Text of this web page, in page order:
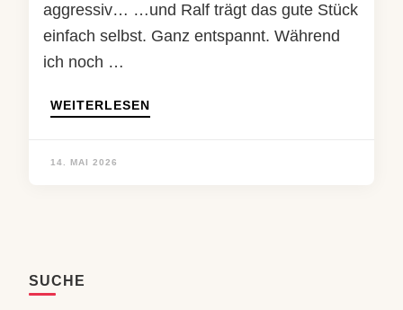
aggressiv… …und Ralf trägt das gute Stück
einfach selbst. Ganz entspannt. Während
ich noch …
WEITERLESEN
14. MAI 2026
SUCHE